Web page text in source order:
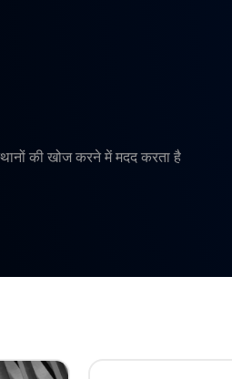
की खोज करने में मदद करता है